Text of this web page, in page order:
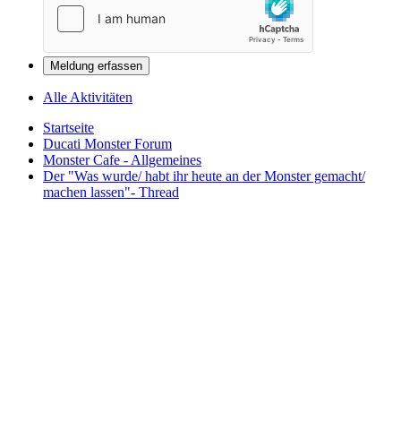
Meldung erfassen
Alle Aktivitäten
Startseite
Ducati Monster Forum
Monster Cafe - Allgemeines
Der "Was wurde/ habt ihr heute an der Monster gemacht/
machen lassen"- Thread